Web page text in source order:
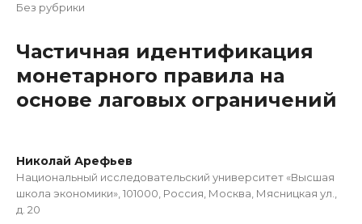
Без рубрики
Частичная идентификация
монетарного правила на
основе лаговых ограничений
Николай Арефьев
Национальный исследовательский университет «Высшая
школа экономики», 101000, Россия, Москва, Мясницкая ул.,
д. 20